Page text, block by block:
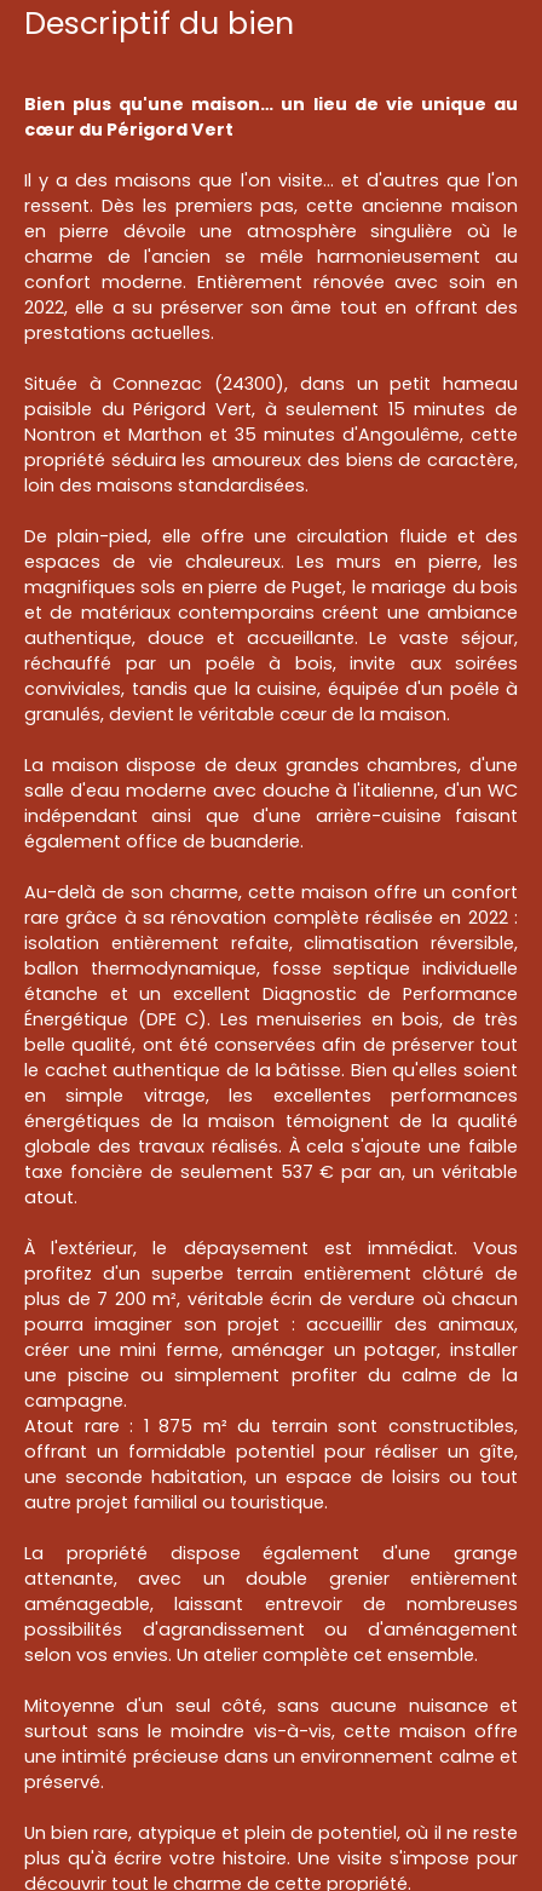
Descriptif du bien
Bien plus qu'une maison… un lieu de vie unique au
cœur du Périgord Vert
Il y a des maisons que l'on visite... et d'autres que l'on
ressent. Dès les premiers pas, cette ancienne maison
en pierre dévoile une atmosphère singulière où le
charme de l'ancien se mêle harmonieusement au
confort moderne. Entièrement rénovée avec soin en
2022, elle a su préserver son âme tout en offrant des
prestations actuelles.
Située à Connezac (24300), dans un petit hameau
paisible du Périgord Vert, à seulement 15 minutes de
Nontron et Marthon et 35 minutes d'Angoulême, cette
propriété séduira les amoureux des biens de caractère,
loin des maisons standardisées.
De plain-pied, elle offre une circulation fluide et des
espaces de vie chaleureux. Les murs en pierre, les
magnifiques sols en pierre de Puget, le mariage du bois
et de matériaux contemporains créent une ambiance
authentique, douce et accueillante. Le vaste séjour,
réchauffé par un poêle à bois, invite aux soirées
conviviales, tandis que la cuisine, équipée d'un poêle à
granulés, devient le véritable cœur de la maison.
La maison dispose de deux grandes chambres, d'une
salle d'eau moderne avec douche à l'italienne, d'un WC
indépendant ainsi que d'une arrière-cuisine faisant
également office de buanderie.
Au-delà de son charme, cette maison offre un confort
rare grâce à sa rénovation complète réalisée en 2022 :
isolation entièrement refaite, climatisation réversible,
ballon thermodynamique, fosse septique individuelle
étanche et un excellent Diagnostic de Performance
Énergétique (DPE C). Les menuiseries en bois, de très
belle qualité, ont été conservées afin de préserver tout
le cachet authentique de la bâtisse. Bien qu'elles soient
en simple vitrage, les excellentes performances
énergétiques de la maison témoignent de la qualité
globale des travaux réalisés. À cela s'ajoute une faible
taxe foncière de seulement 537 € par an, un véritable
atout.
À l'extérieur, le dépaysement est immédiat. Vous
profitez d'un superbe terrain entièrement clôturé de
plus de 7 200 m², véritable écrin de verdure où chacun
pourra imaginer son projet : accueillir des animaux,
créer une mini ferme, aménager un potager, installer
une piscine ou simplement profiter du calme de la
campagne.
Atout rare : 1 875 m² du terrain sont constructibles,
offrant un formidable potentiel pour réaliser un gîte,
une seconde habitation, un espace de loisirs ou tout
autre projet familial ou touristique.
La propriété dispose également d'une grange
attenante, avec un double grenier entièrement
aménageable, laissant entrevoir de nombreuses
possibilités d'agrandissement ou d'aménagement
selon vos envies. Un atelier complète cet ensemble.
Mitoyenne d'un seul côté, sans aucune nuisance et
surtout sans le moindre vis-à-vis, cette maison offre
une intimité précieuse dans un environnement calme et
préservé.
Un bien rare, atypique et plein de potentiel, où il ne reste
plus qu'à écrire votre histoire. Une visite s'impose pour
découvrir tout le charme de cette propriété.